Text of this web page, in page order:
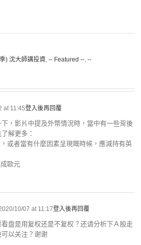
) 沈大師講投資, -- Featured --, --
at 11:45登入後再回覆
，影片中提及外幣情況時，當中有一些背後
解更多：
或者當有什麼因素呈現嘅時候，應減持有英
歐元
10/07 at 11:17登入後再回覆
盘是用复权还是不复权？还请分析下Ａ股走
以关注？谢谢